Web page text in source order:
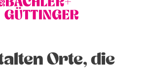
Orte, die